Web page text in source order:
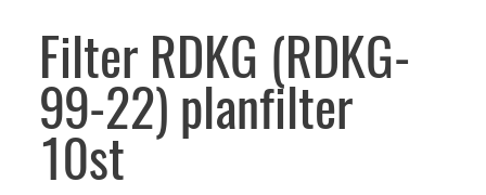
Filter RDKG (RDKG-
99-22) planfilter
10st